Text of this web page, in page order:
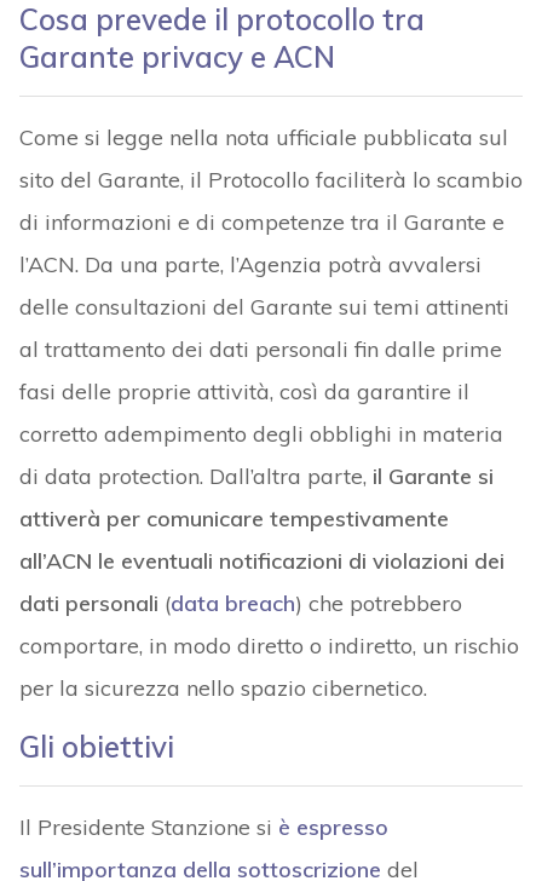
Cosa prevede il protocollo tra
Garante privacy e ACN
Come si legge nella nota ufficiale pubblicata sul
sito del Garante, il Protocollo faciliterà lo scambio
di informazioni e di competenze tra il Garante e
l’ACN. Da una parte, l’Agenzia potrà avvalersi
delle consultazioni del Garante sui temi attinenti
al trattamento dei dati personali fin dalle prime
fasi delle proprie attività, così da garantire il
corretto adempimento degli obblighi in materia
di data protection. Dall’altra parte, il Garante si
attiverà per comunicare tempestivamente
all’ACN le eventuali notificazioni di violazioni dei
dati personali (data breach) che potrebbero
comportare, in modo diretto o indiretto, un rischio
per la sicurezza nello spazio cibernetico.
Gli obiettivi
Il Presidente Stanzione si è espresso
sull’importanza della sottoscrizione del